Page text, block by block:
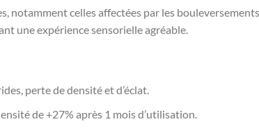
notamment celles affectées par les
une expérience sensorielle agréable.
perte de densité et d’éclat.
de +27% après 1 mois d’utilisation.